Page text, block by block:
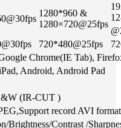
1280*960 &
1280×720@25fps
720*480@25fps
Chrome(IE Tab),
Android, Android Pad
(IR-CUT )
record AVI
Brightness/Contrast /